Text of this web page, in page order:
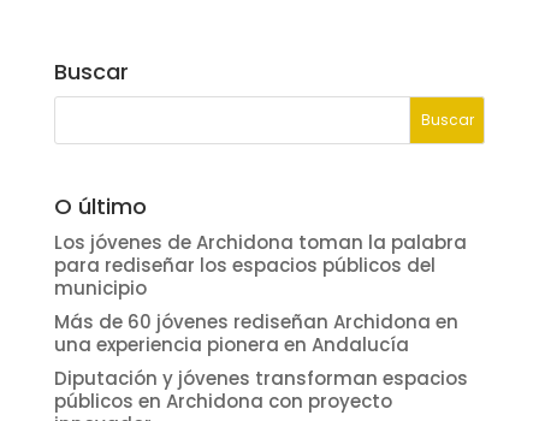
Buscar
O último
Los jóvenes de Archidona toman la palabra
para rediseñar los espacios públicos del
municipio
Más de 60 jóvenes rediseñan Archidona en
una experiencia pionera en Andalucía
Diputación y jóvenes transforman espacios
públicos en Archidona con proyecto